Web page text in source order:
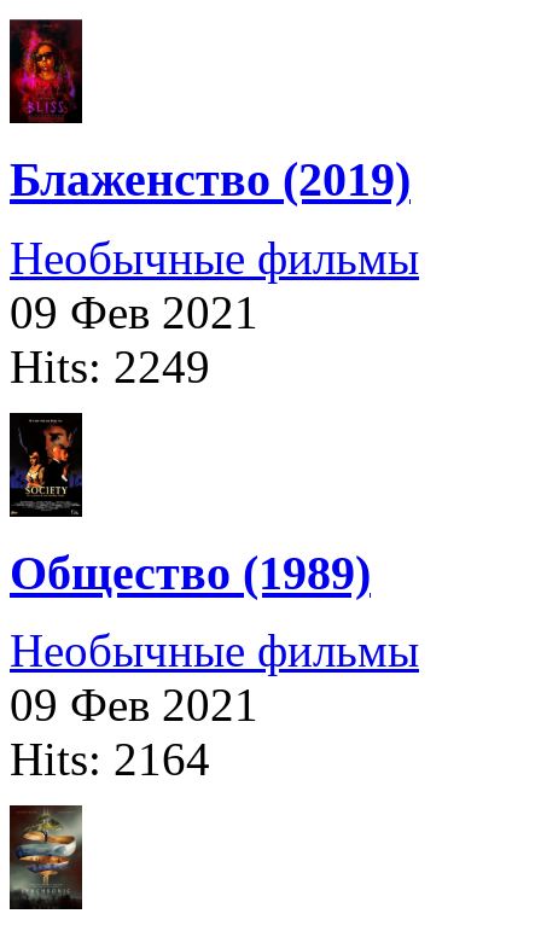
Блаженство (2019)
Необычные фильмы
09 Фев 2021
Hits: 2249
Общество (1989)
Необычные фильмы
09 Фев 2021
Hits: 2164